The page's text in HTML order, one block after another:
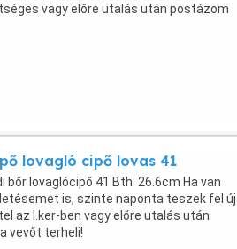
vagy előre utalás után postázom
lovagló cipő lovas 41
lovaglócipő 41 Bth: 26.6cm Ha van
is, szinte naponta teszek fel új
az I.ker-ben vagy előre utalás után
vevőt terheli!